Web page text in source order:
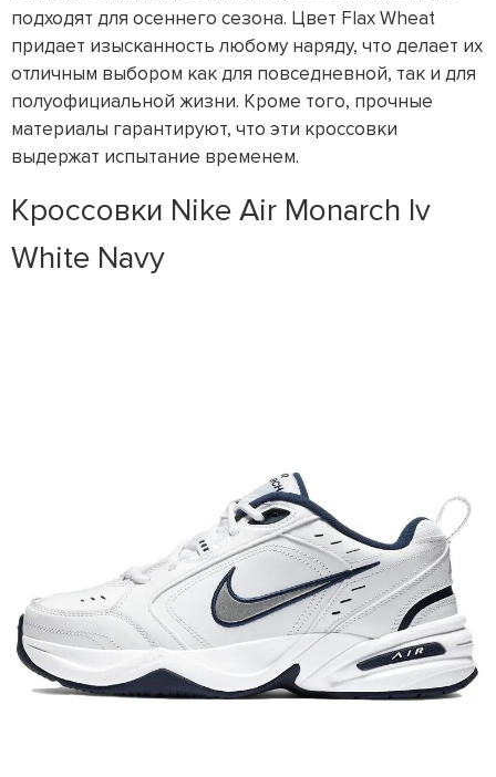
подходят для осеннего сезона. Цвет Flax Wheat
придает изысканность любому наряду, что делает их
отличным выбором как для повседневной, так и для
полуофициальной жизни. Кроме того, прочные
материалы гарантируют, что эти кроссовки
выдержат испытание временем.
Кроссовки Nike Air Monarch Iv
White Navy